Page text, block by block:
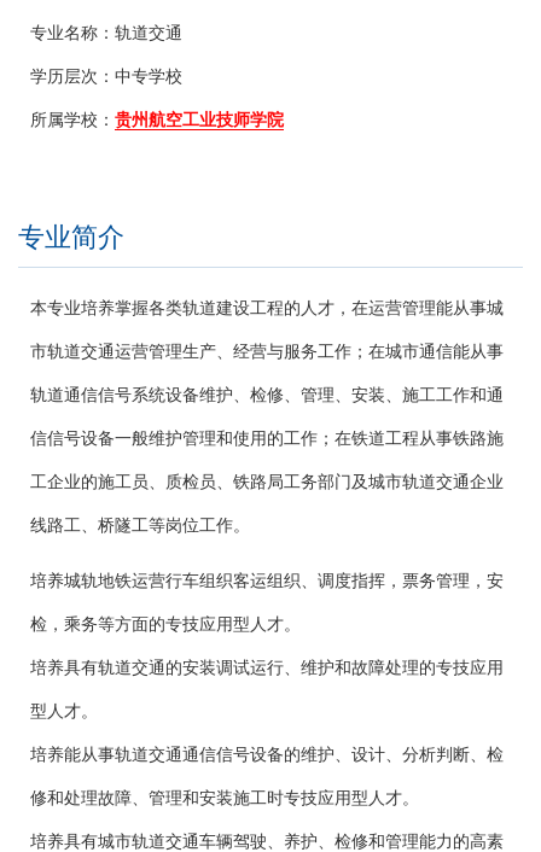
专业名称： 轨道交通
学历层次： 中专学校
所属学校： 贵州航空工业技师学院
专业简介
本专业培养掌握各类轨道建设工程的人才，在运营管理能从事城
市轨道交通运营管理生产、经营与服务工作；在城市通信能从事
轨道通信信号系统设备维护、检修、管理、安装、施工工作和通
信信号设备一般维护管理和使用的工作；在铁道工程从事铁路施
工企业的施工员、质检员、铁路局工务部门及城市轨道交通企业
线路工、桥隧工等岗位工作。
培养城轨地铁运营行车组织客运组织、调度指挥，票务管理，安
检，乘务等方面的专技应用型人才。
培养具有轨道交通的安装调试运行、维护和故障处理的专技应用
型人才。
培养能从事轨道交通通信信号设备的维护、设计、分析判断、检
修和处理故障、管理和安装施工时专技应用型人才。
培养具有城市轨道交通车辆驾驶、养护、检修和管理能力的高素